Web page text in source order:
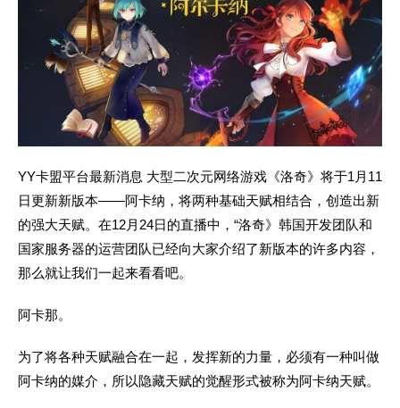
YY卡盟平台最新消息 大型二次元网络游戏《洛奇》将于1月11
日更新新版本——阿卡纳，将两种基础天赋相结合，创造出新
的强大天赋。在12月24日的直播中，“洛奇》韩国开发团队和
国家服务器的运营团队已经向大家介绍了新版本的许多内容，
那么就让我们一起来看看吧。
阿卡那。
为了将各种天赋融合在一起，发挥新的力量，必须有一种叫做
阿卡纳的媒介，所以隐藏天赋的觉醒形式被称为阿卡纳天赋。